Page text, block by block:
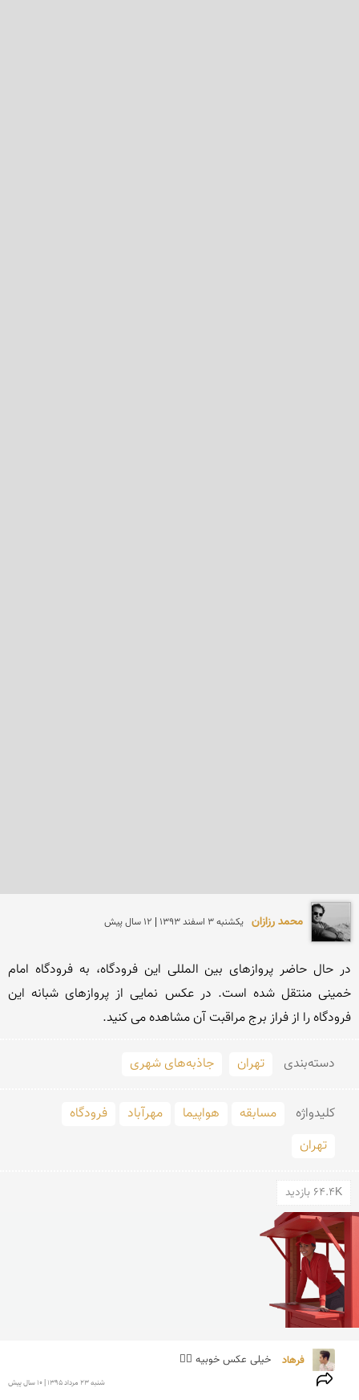
محمد رزازان يكشنبه 3 اسفند 1393 | 12 سال پیش
فرودگاه را از فراز برج مراقبت آن مشاهده می کنید.
دسته‌بندی تهران جاذبه‌های شهری
کلید‌واژه مسابقه هواپیما مهرآباد
فرودگاه
تهران
64.4K بازدید
فرهاد خيلى عكس خوبيه 👌🏼
شنبه 23 مرداد 1395 | 10 سال پیش